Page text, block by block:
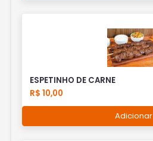
ESPETINHO DE CARNE
R$ 10,00
Adicionar